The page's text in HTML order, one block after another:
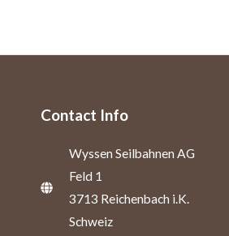
Contact Info
Wyssen Seilbahnen AG
Feld 1
3713 Reichenbach i.K.
Schweiz